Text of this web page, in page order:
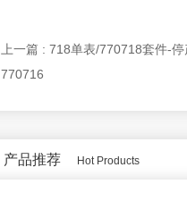
上一篇 : 718单表/770718套件-
770716
产品推荐 Hot Products